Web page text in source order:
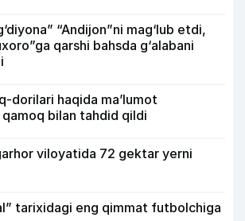
“Andijon”ni mag‘lub etdi,
qarshi bahsda g‘alabani
dorilari haqida ma’lumot
bilan tahdid qildi
viloyatida 72 gektar yerni
tarixidagi eng qimmat futbolchiga